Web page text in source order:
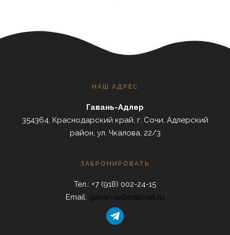
НАШ АДРЕС
Гавань-Адлер
354364, Краснодарский край, г. Сочи, Адлерский
район, ул. Чкалова, 22/3
ЗАБРОНИРОВАТЬ
Тел.: +7 (918) 002-24-15
Email: gavan-adler@mail.ru